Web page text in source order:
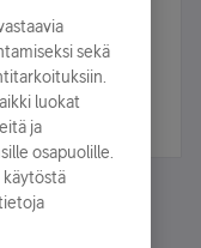
sekä
luokat
ja
osapuolille.
käytöstä